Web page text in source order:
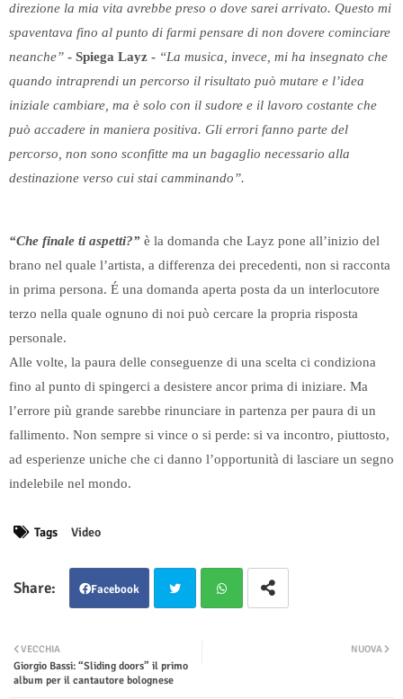
direzione la mia vita avrebbe preso o dove sarei arrivato. Questo mi
spaventava fino al punto di farmi pensare di non dovere cominciare
neanche” - Spiega Layz - “La musica, invece, mi ha insegnato che
quando intraprendi un percorso il risultato può mutare e l’idea
iniziale cambiare, ma è solo con il sudore e il lavoro costante che
può accadere in maniera positiva. Gli errori fanno parte del
percorso, non sono sconfitte ma un bagaglio necessario alla
destinazione verso cui stai camminando”.
“Che finale ti aspetti?” è la domanda che Layz pone all’inizio del
brano nel quale l’artista, a differenza dei precedenti, non si racconta
in prima persona. É una domanda aperta posta da un interlocutore
terzo nella quale ognuno di noi può cercare la propria risposta
personale.
Alle volte, la paura delle conseguenze di una scelta ci condiziona
fino al punto di spingerci a desistere ancor prima di iniziare. Ma
l’errore più grande sarebbe rinunciare in partenza per paura di un
fallimento. Non sempre si vince o si perde: si va incontro, piuttosto,
ad esperienze uniche che ci danno l’opportunità di lasciare un segno
indelebile nel mondo.
Tags Video
Facebook
ter
NUOVA
VECCHIA
Giorgio Bassi: “Sliding doors” il primo
album per il cantautore bolognese